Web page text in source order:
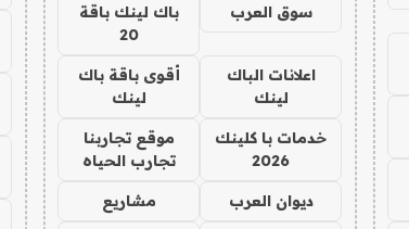
سوق العرب
باك لينك باقة
20
اعلانات الباك
لينك
أقوى باقة باك
لينك
خدمات با كلينك
2026
موقع تجاربنا
تجارب الحياه
ديوان العرب مشاريع